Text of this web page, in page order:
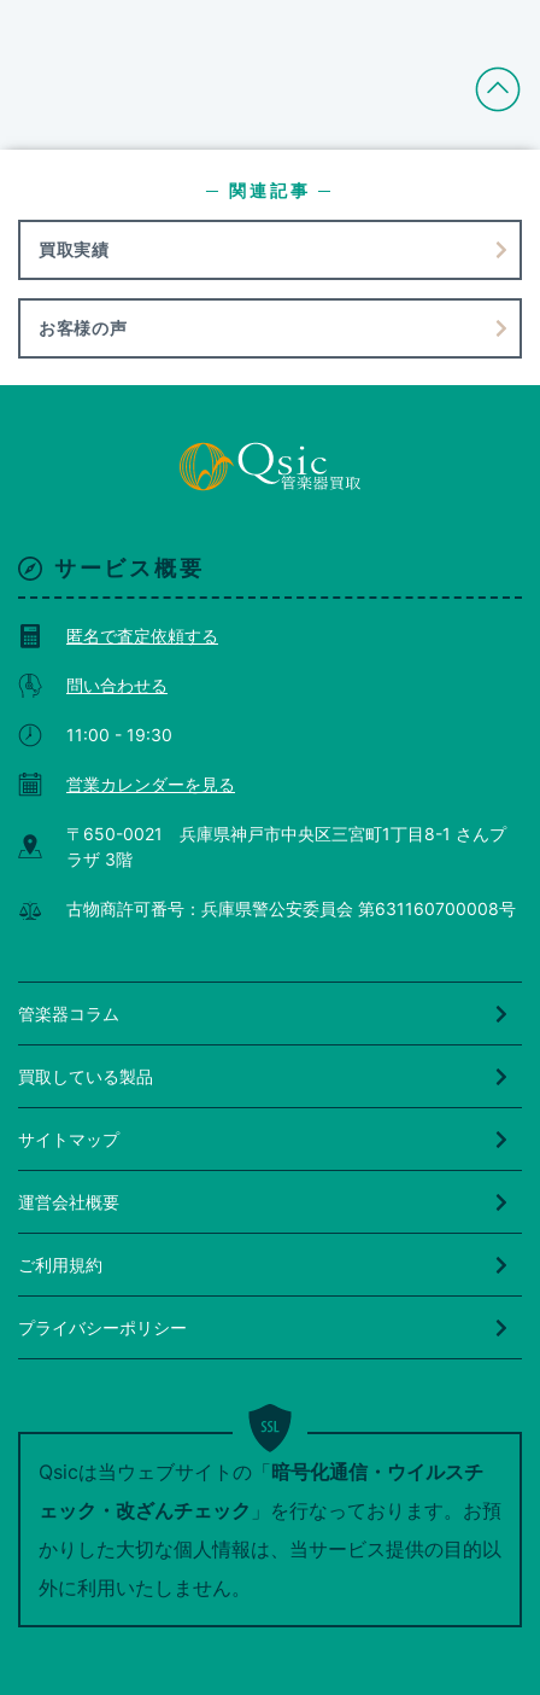
買取実績
─ 関連記事 ─
お客様の声
サービス概要
匿名で査定依頼する
問い合わせる
11:00 - 19:30
営業カレンダーを見る
〒650-0021 兵庫県神戸市中央区三宮町1丁目8-1 さんプ
ラザ 3階
古物商許可番号：兵庫県警公安委員会 第631160700008号
管楽器コラム
買取している製品
サイトマップ
運営会社概要
ご利用規約
プライバシーポリシー
Qsicは当ウェブサイトの「暗号化通信・ウイルスチ
ェック・改ざんチェック 」を行なっております。お預
かりした大切な個人情報は、当サービス提供の目的以
外に利用いたしません。